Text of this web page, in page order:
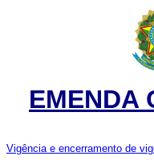
EMENDA
Vigência e encerramento de vi